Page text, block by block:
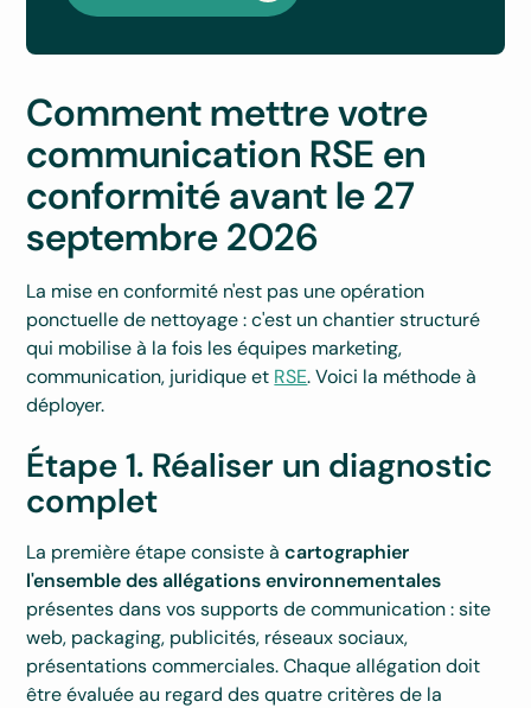
Comment mettre votre
communication RSE en
conformité avant le 27
septembre 2026
La mise en conformité n'est pas une opération
ponctuelle de nettoyage : c'est un chantier structuré
qui mobilise à la fois les équipes marketing,
communication, juridique et RSE. Voici la méthode à
déployer.
Étape 1. Réaliser un diagnostic
complet
La première étape consiste àcartographier
l'ensemble des allégations environnementales
présentes dans vos supports de communication : site
web, packaging, publicités, réseaux sociaux,
présentations commerciales. Chaque allégation doit
être évaluée au regard des quatre critères de la